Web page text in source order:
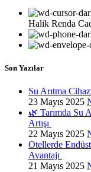
Halik Renda
Son Yazılar
Su Arıtma
23 Mayıs 2025
🌿 Tarımda Su
Artışı
22 Mayıs 2025
Otellerde
Avantajı
21 Mayıs 2025